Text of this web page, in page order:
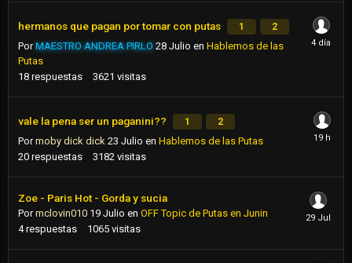
hermanos que pagan por tomar con putas 1 2
PorMAESTRO ANDREA PIRLO 28 Julio en Hablemos de las
Putas
18 respuestas 3621 visitas
vale la pena ser un paganini?? 1 2
Pormoby dick dick 23 Julio en Hablemos de las Putas
20 respuestas 3182 visitas
Zoe - Paris Hot - Gorda y sucia
Pormclovin010 19 Julio en OFF Topic de Putas en Junin
4 respuestas 1065 visitas